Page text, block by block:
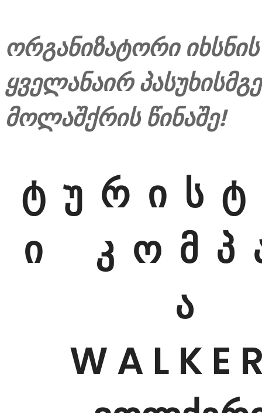
ორგანიზატორი იხსნის
ყველანაირ
მოლაშქრის წინაშე!
ტ უ რ ი ს
ი კ ო მ პ
ა
W A L K E